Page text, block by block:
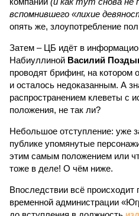
вспомнившего «лихие
опять же, злоупотребление
Затем – ЦБ идёт в
Набиуллиной Василий
проводят брифинг, на котором
и осталось недоказанным. А
распространением клеветы с
положения, не так ли?
Небольшое отступление: уже
публике упомянутые
этим самым положением или
тоже в деле! О чём ниже.
Впоследствии всё происходит
временной администрации